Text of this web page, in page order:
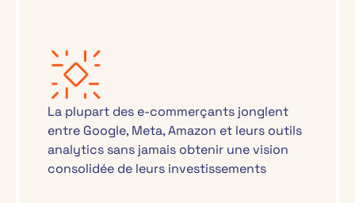
La plupart des e-commerçants jonglent
entre Google, Meta, Amazon et leurs outils
analytics sans jamais obtenir une vision
consolidée de leurs investissements